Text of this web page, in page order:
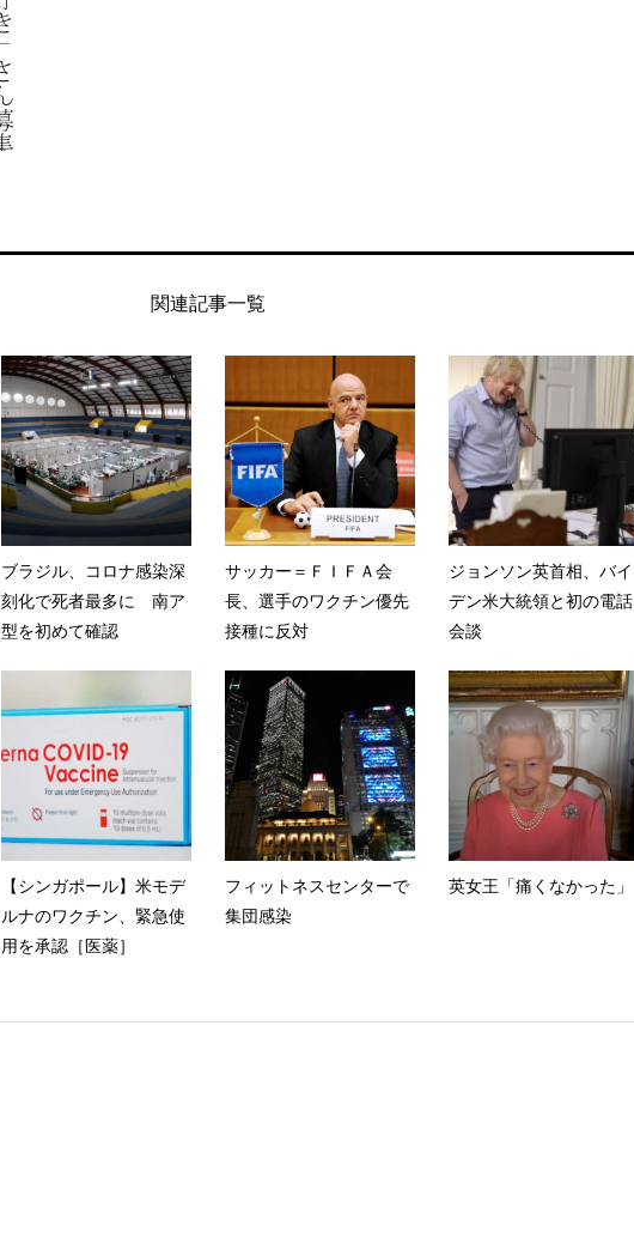
関連記事一覧
ブラジル、コロナ感染深
刻化で死者最多に 南ア
型を初めて確認
サッカー＝ＦＩＦＡ会
長、選手のワクチン優先
接種に反対
ジョンソン英首相、バイ
デン米大統領と初の電話
会談
【シンガポール】米モデ
ルナのワクチン、緊急使
用を承認［医薬］
フィットネスセンターで
集団感染
英女王「痛くなかった」